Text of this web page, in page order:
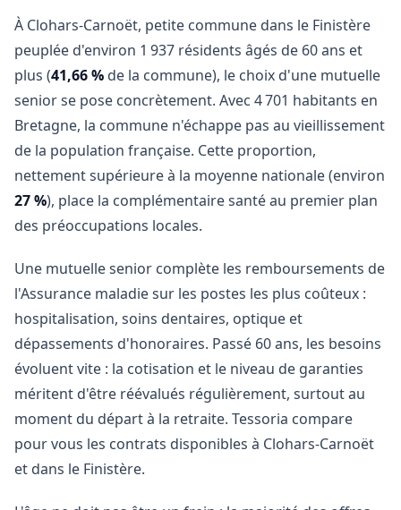
À Clohars-Carnoët, petite commune dans le Finistère
peuplée d'environ 1 937 résidents âgés de 60 ans et
plus (41,66 % de la commune), le choix d'une mutuelle
senior se pose concrètement. Avec 4 701 habitants en
Bretagne, la commune n'échappe pas au vieillissement
de la population française. Cette proportion,
nettement supérieure à la moyenne nationale (environ
27 %), place la complémentaire santé au premier plan
des préoccupations locales.
Une mutuelle senior complète les remboursements de
l'Assurance maladie sur les postes les plus coûteux :
hospitalisation, soins dentaires, optique et
dépassements d'honoraires. Passé 60 ans, les besoins
évoluent vite : la cotisation et le niveau de garanties
méritent d'être réévalués régulièrement, surtout au
moment du départ à la retraite. Tessoria compare
pour vous les contrats disponibles à Clohars-Carnoët
et dans le Finistère.